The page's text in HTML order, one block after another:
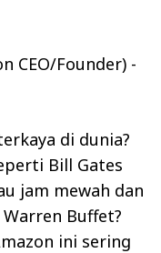
di dunia?
Bill Gates
jam mewah dan
Buffet?
ini sering